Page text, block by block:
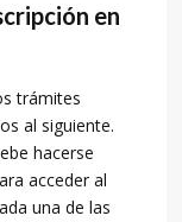
en
trámites
al siguiente.
hacerse
acceder al
una de las